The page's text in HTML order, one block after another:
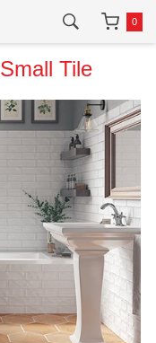
0
Small Tile